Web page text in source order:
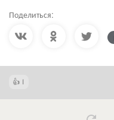
Поделиться:
1